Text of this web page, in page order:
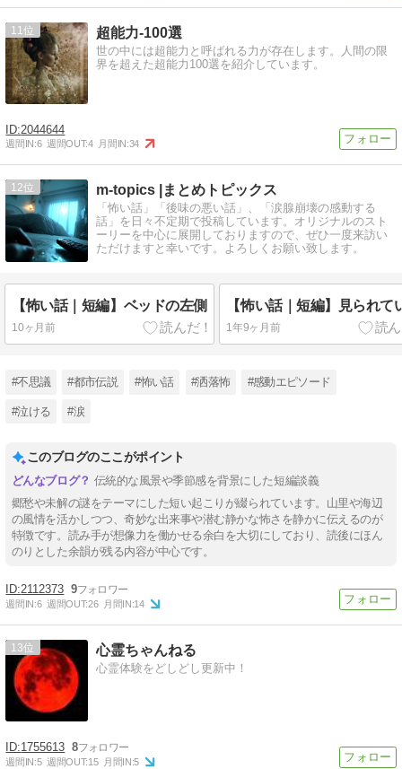
11 超能力-100選
世の中には超能力と呼ばれる力が存在します。人間の限
界を超えた超能力100選を紹介しています。
2044644
週間IN:6 週間OUT:4 月間IN:34
12 m-topics |まとめトピックス
「怖い話」「後味の悪い話」、「涙腺崩壊の感動する
話」を日々不定期で投稿しています。オリジナルのスト
ーリーを中心に展開しておりますので、ぜひ一度来訪い
ただけますと幸いです。よろしくお願い致します。
【怖い話｜短編】ベッドの左側
10ヶ月前
【怖い話｜短編】見られて
1年9ヶ月前
#不思議 #都市伝説 #怖い話 #洒落怖 #感動エピソード
#泣ける #涙
このブログのここがポイント
伝統的な風景や季節感を背景にした短編談義
郷愁や未解の謎をテーマにした短い起こりが綴られています。山里や海辺
の風情を活かしつつ、奇妙な出来事や潜む静かな怖さを静かに伝えるのが
特徴です。読み手が想像力を働かせる余白を大切にしており、読後にほん
のりとした余韻が残る内容が中心です。
2112373 9
週間IN:6 週間OUT:26 月間IN:14
13 心霊ちゃんねる
心霊体験をどしどし更新中！
1755613 8
週間IN:5 週間OUT:15 月間IN:5